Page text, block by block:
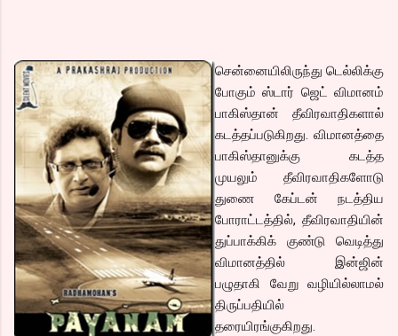
சென்னையிலிருந்து டெல்லிக்கு
போகும் ஸ்டார் ஜெட் விமானம்
பாகிஸ்தான் தீவிரவாதிகளால்
கடத்தப்படுகிறது. விமானத்தை
பாகிஸ்தானுக்கு கடத்த
முயலும் தீவிரவாதிகளோடு
துணை கேப்டன் நடத்திய
போராட்டத்தில், தீவிரவாதியின்
துப்பாக்கிக் குண்டு வெடித்து
விமானத்தில் இன்ஜின்
பழுதாகி வேறு வழியில்லாமல்
திருப்பதியில்
தரையிரங்குகிறது.